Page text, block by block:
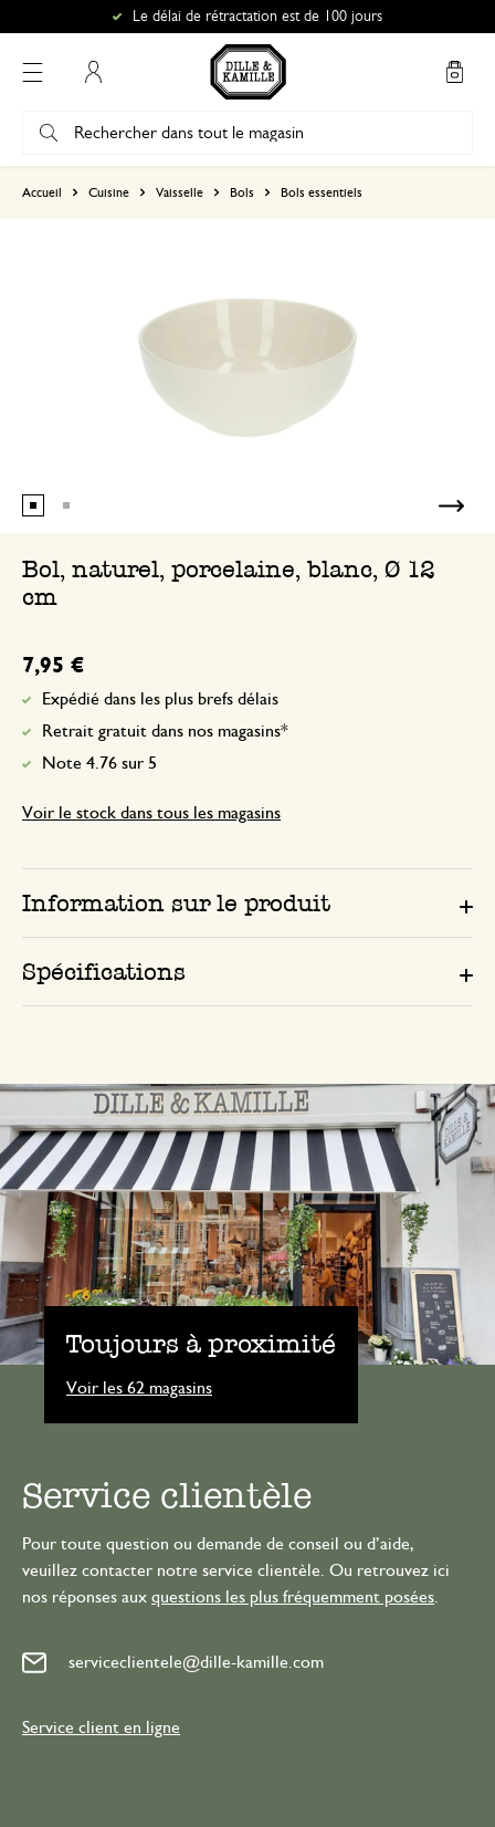
Le délai de rétractation est de 100 jours
Accueil Cuisine Vaisselle Bols Bols essentiels
Bol, naturel, porcelaine, blanc, Ø 12
cm
7,95 €
Expédié dans les plus brefs délais
Retrait gratuit dans nos magasins*
Note 4.76 sur 5
Voir le stock dans tous les magasins
Information sur le produit
Spécifications
Toujours à proximité
Voir les 62 magasins
Service clientèle
Pour toute question ou demande de conseil ou d’aide,
veuillez contacter notre service clientèle. Ou retrouvez ici
nos réponses aux questions les plus fréquemment posées
serviceclientele@dille-kamille.com
Service client en ligne